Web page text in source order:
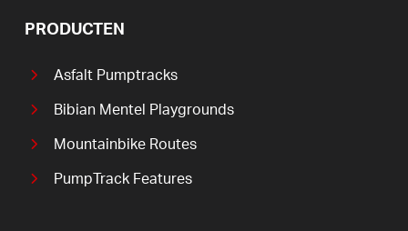
PRODUCTEN
Asfalt Pumptracks
Bibian Mentel Playgrounds
Mountainbike Routes
PumpTrack Features